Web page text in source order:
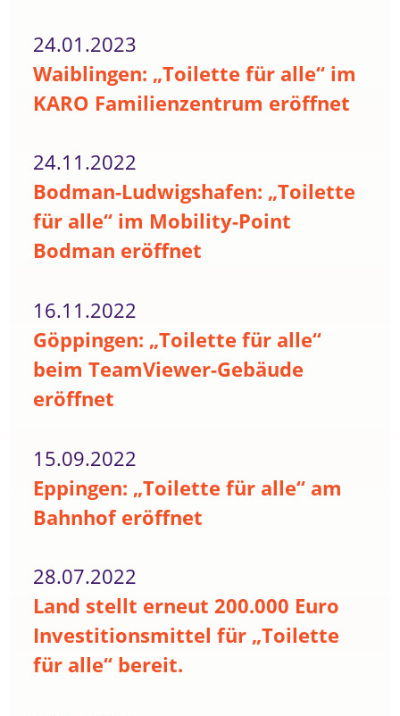
24.01.2023
Waiblingen: „Toilette für alle“ im
KARO Familienzentrum eröffnet
24.11.2022
Bodman-Ludwigshafen: „Toilette
für alle“ im Mobility-Point
Bodman eröffnet
16.11.2022
Göppingen: „Toilette für alle“
beim TeamViewer-Gebäude
eröffnet
15.09.2022
Eppingen: „Toilette für alle“ am
Bahnhof eröffnet
28.07.2022
Land stellt erneut 200.000 Euro
Investitionsmittel für „Toilette
für alle“ bereit.